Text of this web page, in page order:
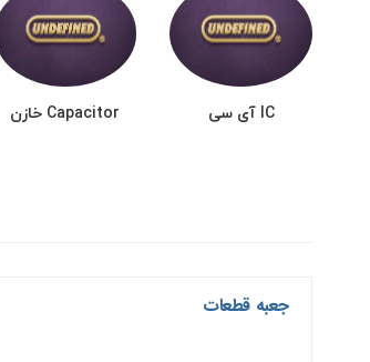
IC آی سی Capacitor خازن
جعبه قطعات